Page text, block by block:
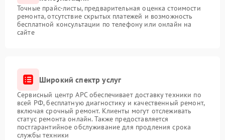
Точные прайс-листы, предварительная оценка стоимости
ремонта, отсутствие скрытых платежей и возможность
бесплатной консультации по телефону или онлайн на
сайте
Широкий спектр услуг
Сервисный центр APC обеспечивает доставку техники по
всей РФ, бесплатную диагностику и качественный ремонт,
включая срочный ремонт. Клиенты могут отслеживать
статус ремонта онлайн. Также предоставляется
постгарантийное обслуживание для продления срока
службы техники